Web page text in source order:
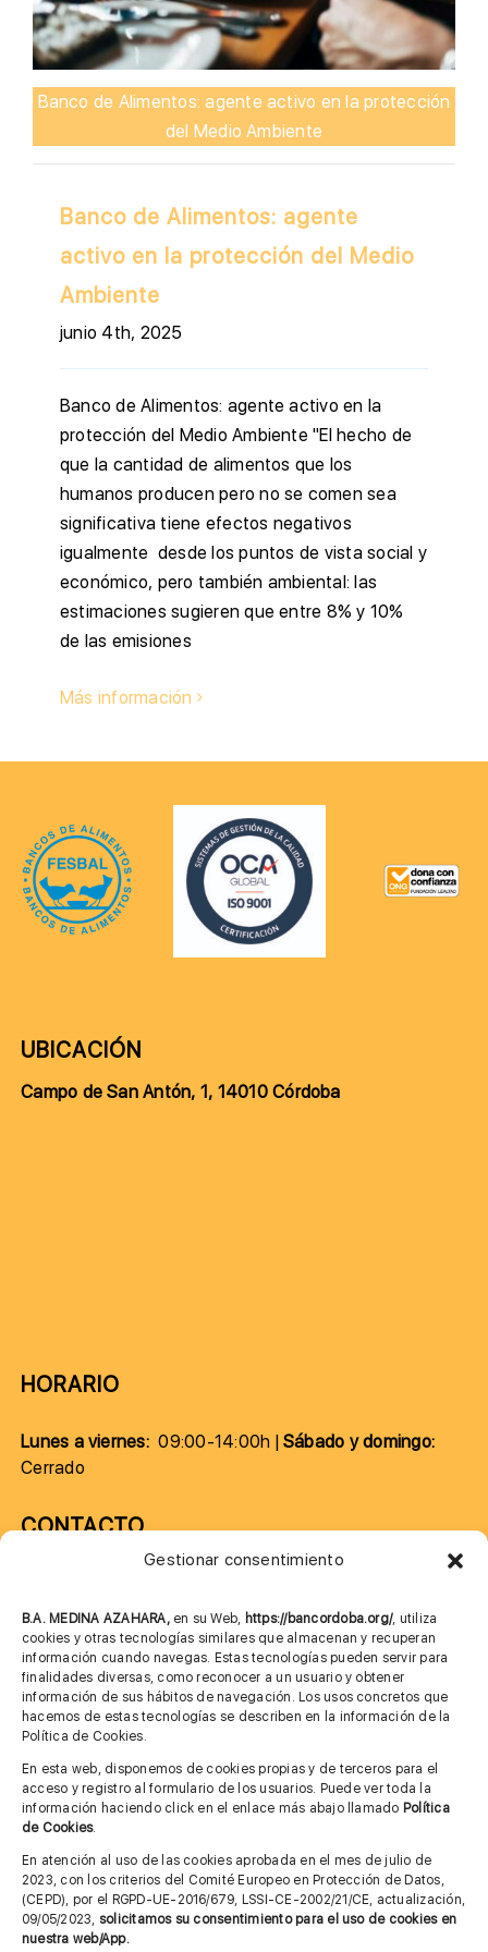
Gestionar consentimiento
B.A. MEDINA AZAHARA, en su Web, https://bancordoba.org/, utiliza
cookies y otras tecnologías similares que almacenan y recuperan
información cuando navegas. Estas tecnologías pueden servir para
finalidades diversas, como reconocer a un usuario y obtener
información de sus hábitos de navegación. Los usos concretos que
hacemos de estas tecnologías se describen en la información de la
Política de Cookies.
En esta web, disponemos de cookies propias y de terceros para el
acceso y registro al formulario de los usuarios. Puede ver toda la
información haciendo click en el enlace más abajo llamado Política
de Cookies.
En atención al uso de las cookies aprobada en el mes de julio de
2023, con los criterios del Comité Europeo en Protección de Datos,
(CEPD), por el RGPD-UE-2016/679, LSSI-CE-2002/21/CE, actualización,
09/05/2023, solicitamos su consentimiento para el uso de cookies en
nuestra web/App.
Banco de Alimentos: agente activo en la protección
del Medio Ambiente
Banco de Alimentos: agente
activo en la protección del Medio
Ambiente
junio 4th, 2025
Banco de Alimentos: agente activo en la
protección del Medio Ambiente "El hecho de
que la cantidad de alimentos que los
humanos producen pero no se comen sea
significativa tiene efectos negativos
igualmente desde los puntos de vista social y
económico, pero también ambiental: las
estimaciones sugieren que entre 8% y 10%
de las emisiones
Más información
UBICACIÓN
Campo de San Antón, 1, 14010 Córdoba
HORARIO
Lunes a viernes:09:00-14:00h |Sábado y domingo:
Cerrado
CONTACTO
685 901 226
MÁS INFORMACIÓN
Aviso legal
Política de privacidad
Cita previa FAGA